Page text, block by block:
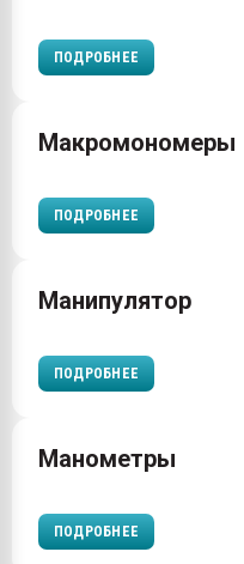
ПОДРОБНЕЕ
Макромономеры
ПОДРОБНЕЕ
Манипулятор
ПОДРОБНЕЕ
Манометры
ПОДРОБНЕЕ